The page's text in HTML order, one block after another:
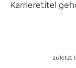
Karrieretitel
zuletzt